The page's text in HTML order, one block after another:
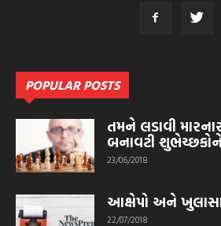
POPULAR POSTS
તમને લડાવી
બનાવટી
23/06/2018
આક્ષેપો અને
22/07/2018